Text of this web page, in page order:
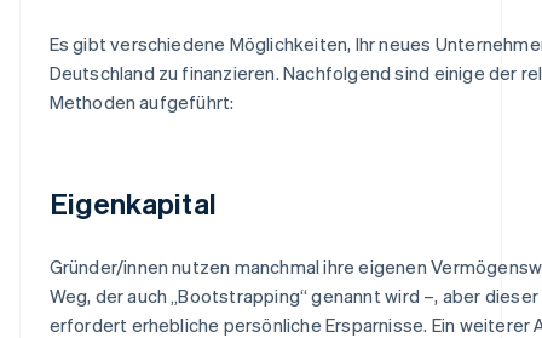
Es gibt verschiedene Möglichkeiten, Ihr neues
Deutschland zu finanzieren. Nachfolgend sind einige der
Methoden aufgeführt:
Eigenkapital
Gründer/innen nutzen manchmal ihre eigenen
Weg, der auch „Bootstrapping“ genannt wird –, aber
erfordert erhebliche persönliche Ersparnisse. Ein weiterer